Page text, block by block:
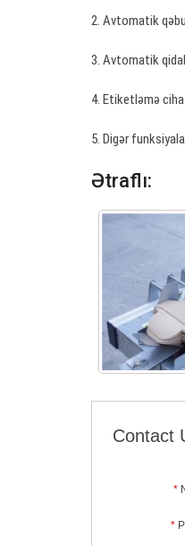
2. Avtomatik
3. Avtomatik
4. Etiketləmə
5. Digər
Ətraflı:
Contact
*
*